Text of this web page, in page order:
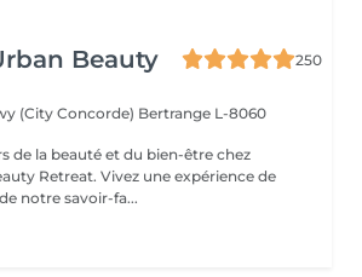
Beauty
250
(City Concorde) Bertrange L-8060
de la beauté et du bien-être chez
Retreat. Vivez une expérience de
notre savoir-fa...